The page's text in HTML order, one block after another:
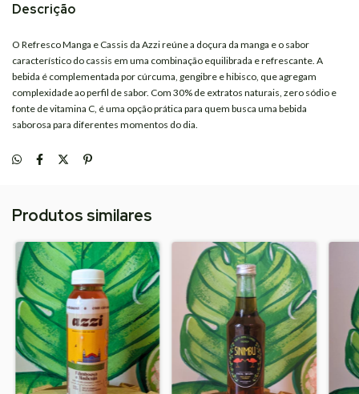
Descrição
O Refresco Manga e Cassis da Azzireúne a doçura da manga e o sabor
característico do cassis em uma combinação equilibrada e refrescante. A
bebida é complementada por cúrcuma, gengibre e hibisco, que agregam
complexidade ao perfil de sabor. Com 30% de extratos naturais, zero sódio e
fonte de vitamina C, é uma opção prática para quem busca uma bebida
saborosa para diferentes momentos do dia.
Produtos similares